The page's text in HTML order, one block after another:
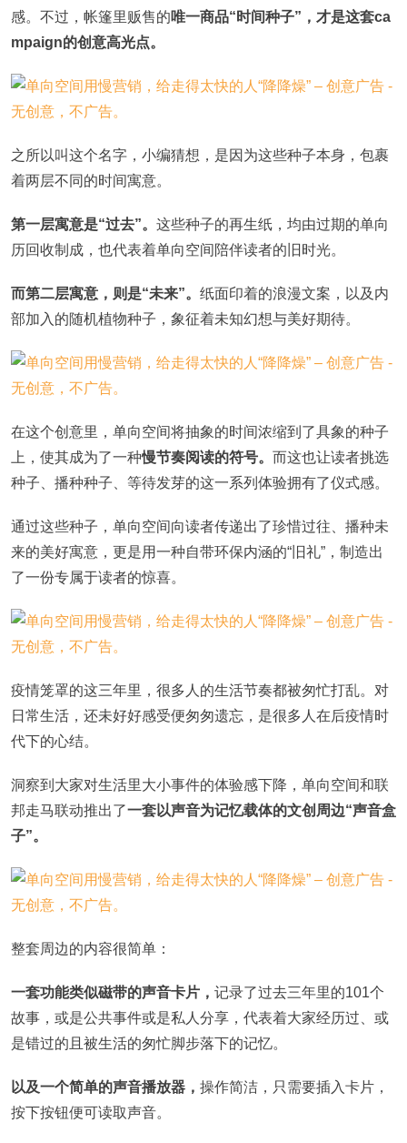
感。不过，帐篷里贩售的唯一商品“时间种子”，才是这套ca
mpaign的创意高光点。
之所以叫这个名字，小编猜想，是因为这些种子本身，包裹
着两层不同的时间寓意。
第一层寓意是“过去”。 这些种子的再生纸，均由过期的单向
历回收制成，也代表着单向空间陪伴读者的旧时光。
而第二层寓意，则是“未来”。 纸面印着的浪漫文案，以及内
部加入的随机植物种子，象征着未知幻想与美好期待。
在这个创意里，单向空间将抽象的时间浓缩到了具象的种子
上，使其成为了一种慢节奏阅读的符号。 而这也让读者挑选
种子、播种种子、等待发芽的这一系列体验拥有了仪式感。
通过这些种子，单向空间向读者传递出了珍惜过往、播种未
来的美好寓意，更是用一种自带环保内涵的“旧礼”，制造出
了一份专属于读者的惊喜。
疫情笼罩的这三年里，很多人的生活节奏都被匆忙打乱。对
日常生活，还未好好感受便匆匆遗忘，是很多人在后疫情时
代下的心结。
洞察到大家对生活里大小事件的体验感下降，单向空间和联
邦走马联动推出了一套以声音为记忆载体的文创周边“声音盒
子”。
整套周边的内容很简单：
一套功能类似磁带的声音卡片， 记录了过去三年里的101个
故事，或是公共事件或是私人分享，代表着大家经历过、或
是错过的且被生活的匆忙脚步落下的记忆。
以及一个简单的声音播放器， 操作简洁，只需要插入卡片，
按下按钮便可读取声音。